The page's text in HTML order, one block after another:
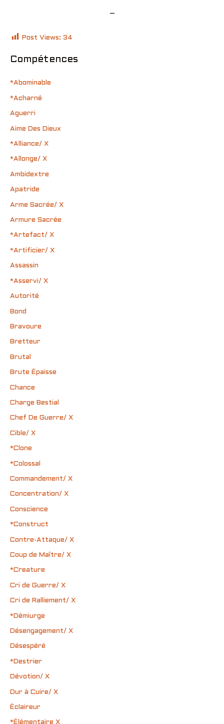
–
Post Views: 34
Compétences
*Abominable
*Acharné
Aguerri
Aime Des Dieux
*Alliance/ X
*Allonge/ X
Ambidextre
Apatride
Arme Sacrée/ X
Armure Sacrée
*Artefact/ X
*Artificier/ X
Assassin
*Asservi/ X
Autorité
Bond
Bravoure
Bretteur
Brutal
Brute Épaisse
Chance
Charge Bestial
Chef De Guerre/ X
Cible/ X
*Clone
*Colossal
Commandement/ X
Concentration/ X
Conscience
*Construct
Contre-Attaque/ X
Coup de Maître/ X
*Creature
Cri de Guerre/ X
Cri de Ralliement/ X
*Démiurge
Désengagement/ X
Désespéré
*Destrier
Dévotion/ X
Dur à Cuire/ X
Éclaireur
*Élémentaire X